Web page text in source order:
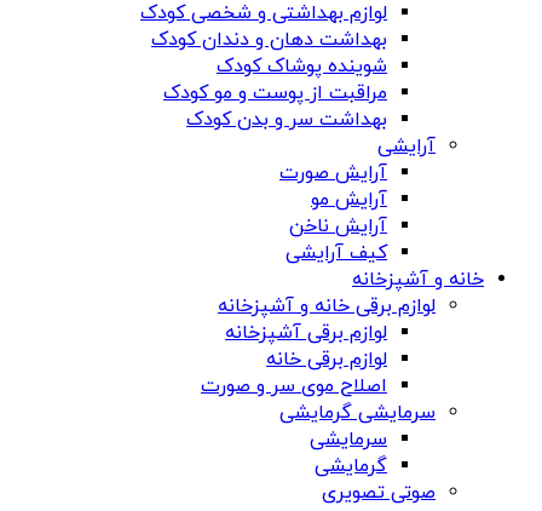
لوازم بهداشتی و شخصی کودک
بهداشت دهان و دندان کودک
شوینده پوشاک کودک
مراقبت از پوست و مو کودک
بهداشت سر و بدن کودک
آرایشی
آرایش صورت
آرایش مو
آرایش ناخن
کیف آرایشی
خانه و آشپزخانه
لوازم برقی خانه و آشپزخانه
لوازم برقی آشپزخانه
لوازم برقی خانه
اصلاح موی سر و صورت
سرمایشی گرمایشی
سرمایشی
گرمایشی
صوتی تصویری